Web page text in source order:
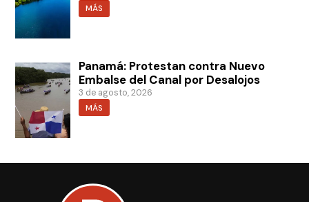
MÁS
Panamá: Protestan contra Nuevo
Embalse del Canal por Desalojos
3 de agosto, 2026
MÁS